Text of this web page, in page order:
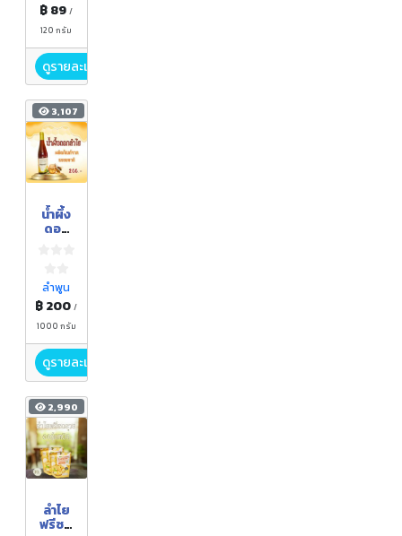
฿ 89/
120 กรัม
ดูรายละเอียด
3,107
น้ำผึ้ง
ดอก
ลำพูน
฿ 200/
1000 กรัม
ดูรายละเอียด
2,990
ลำไย
ฟรีซด